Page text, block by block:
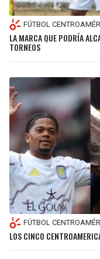
FÚTBOL
LA MARCA QUE PODRÍA
TORNEOS
FÚTBOL
LOS CINCO